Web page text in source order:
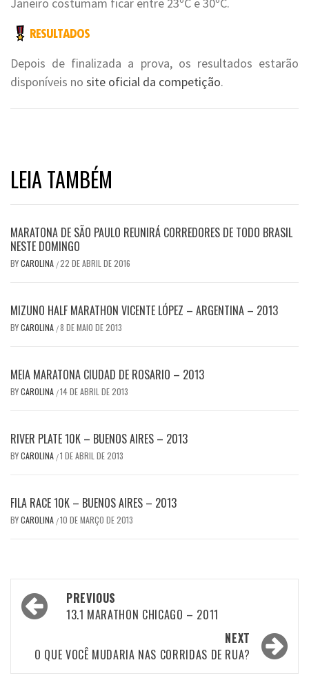
Depois de finalizada a prova, os resultados estarão
disponíveis no site oficial da competição.
LEIA TAMBÉM
MARATONA DE SÃO PAULO REUNIRÁ CORREDORES DE TODO BRASIL
NESTE DOMINGO
BYCAROLINA /22 DE ABRIL DE 2016
MIZUNO HALF MARATHON VICENTE LÓPEZ – ARGENTINA – 2013
BYCAROLINA /8 DE MAIO DE 2013
MEIA MARATONA CIUDAD DE ROSARIO – 2013
BYCAROLINA /14 DE ABRIL DE 2013
RIVER PLATE 10K – BUENOS AIRES – 2013
BYCAROLINA /1 DE ABRIL DE 2013
FILA RACE 10K – BUENOS AIRES – 2013
BYCAROLINA /10 DE MARÇO DE 2013
Post
navigation
PREVIOUS
13.1 MARATHON CHICAGO – 2011
NEXT
O QUE VOCÊ MUDARIA NAS CORRIDAS DE RUA?